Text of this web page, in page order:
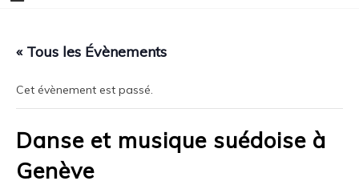
« Tous les Évènements
Cet évènement est passé.
Danse et musique suédoise à
Genève